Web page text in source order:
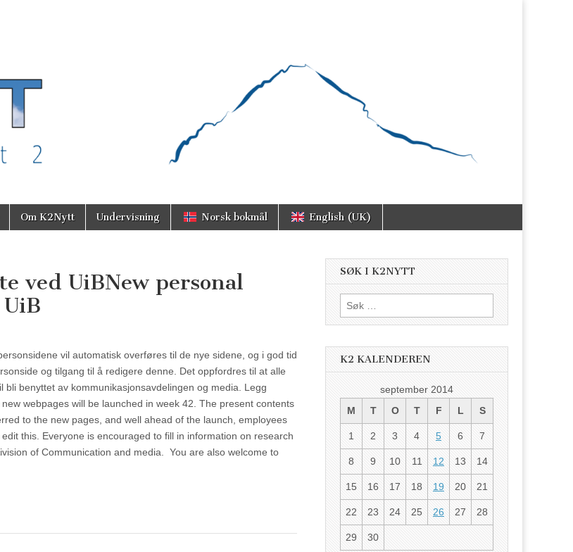
Om K2Nytt Undervisning Norsk bokmål English (UK)
ved UiBNew personal
vil automatisk overføres til de nye sidene, og i god tid
og tilgang til å redigere denne. Det oppfordres til at alle
benyttet av kommunikasjonsavdelingen og media. Legg
webpages will be launched in week 42. The present contents
to the new pages, and well ahead of the launch, employees
this. Everyone is encouraged to fill in information on research
of Communication and media. You are also welcome to
SØK I K2NYTT
Søk
etter:
K2 KALENDEREN
september 2014
M
T O T F L S
1 2 3 4 5 6 7
8 9 10 11 12 13 14
15 16 17 18 19 20 21
22 23 24 25 26 27 28
29
30